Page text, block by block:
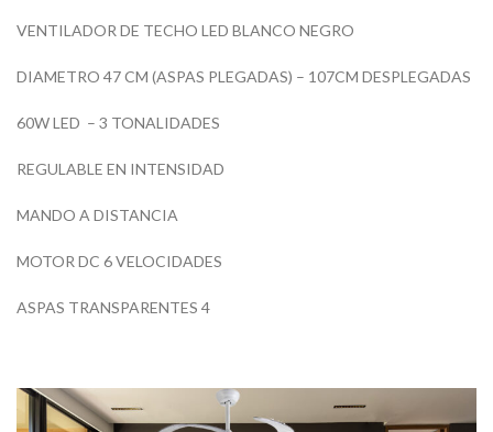
VENTILADOR DE TECHO LED BLANCO NEGRO
DIAMETRO 47 CM (ASPAS PLEGADAS) – 107CM DESPLEGADAS
60W LED – 3 TONALIDADES
REGULABLE EN INTENSIDAD
MANDO A DISTANCIA
MOTOR DC 6 VELOCIDADES
ASPAS TRANSPARENTES 4